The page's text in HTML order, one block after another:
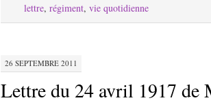
lettre, régiment, vie quotidienne
26 SEPTEMBRE 2011
Lettre du 24 avril 1917 de